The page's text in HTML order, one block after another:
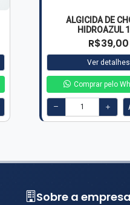
ALGICIDA DE
HIDROAZUL
R$39,00
Ver detalhes
Comprar pelo
Sobre a empresa